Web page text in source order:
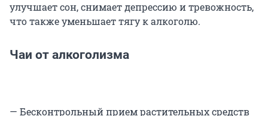
улучшает сон, снимает депрессию и тревожность,
что также уменьшает тягу к алкоголю.
Чаи от алкоголизма
— Бесконтрольный прием растительных средств